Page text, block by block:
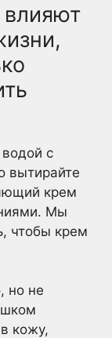
с
вытирайте
крем
Мы
чтобы крем
но не
кожу,